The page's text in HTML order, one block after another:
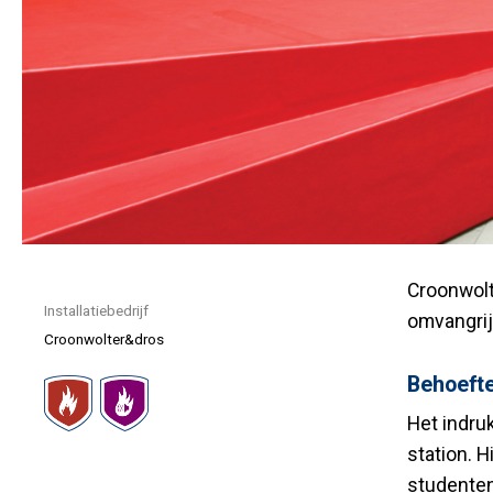
Installatiebedrijf
Croonwolter&dros
Het
station.